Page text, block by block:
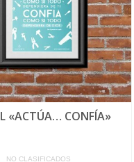
«ACTÚA… CONFÍA»
NO CLASIFICADOS